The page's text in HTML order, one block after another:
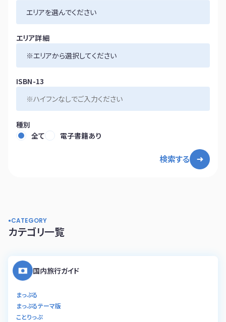
エリア詳細
ISBN-13
種別
全て
電子書籍あり
検索する
CATEGORY
カテゴリ一覧
国内旅行ガイド
まっぷる
まっぷるテーマ版
ことりっぷ